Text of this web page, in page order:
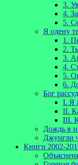
3.
4.
5.
Я одену
1.
2.
3.
4.
5.
6.
Бог
I. Я
II.
III.
Дождь в
Джунгли
Книги 2002-